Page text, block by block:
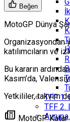
TFF 1.
TFF 2.
Beğen
MotoGP Dünya
Organizasyondan
katılımcıların ve
Bu kararın
Kasım’da,
Yetkililer, takvim
MotoGP Katar